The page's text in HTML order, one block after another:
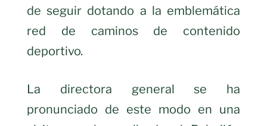
de seguir dotando a la emblemática
red de caminos de contenido
deportivo.
La directora general se ha
pronunciado de este modo en una